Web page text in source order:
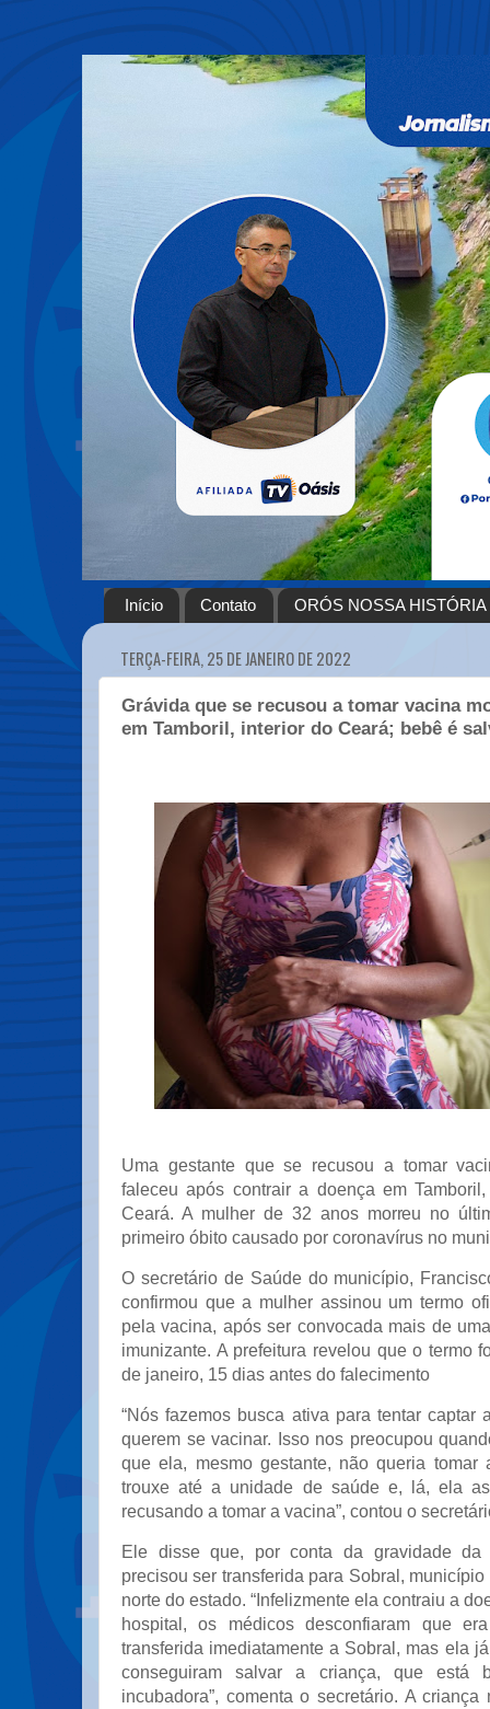
Início Contato ORÓS NOSSA HISTÓRIA
TERÇA-FEIRA, 25 DE JANEIRO DE 2022
Grávida que se recusou a tomar vacina
em Tamboril, interior do Ceará; bebê é
Uma gestante que se recusou a tomar
faleceu após contrair a doença em
Ceará. A mulher de 32 anos morreu no
primeiro óbito causado por coronavírus no
O secretário de Saúde do município,
confirmou que a mulher assinou um termo
pela vacina, após ser convocada mais de
imunizante. A prefeitura revelou que o termo
de janeiro, 15 dias antes do falecimento
“Nós fazemos busca ativa para tentar captar
querem se vacinar. Isso nos preocupou
que ela, mesmo gestante, não queria tomar
trouxe até a unidade de saúde e, lá, ela
recusando a tomar a vacina”, contou o
Ele disse que, por conta da gravidade da
precisou ser transferida para Sobral,
norte do estado. “Infelizmente ela contraiu a
hospital, os médicos desconfiaram que
transferida imediatamente a Sobral, mas ela
conseguiram salvar a criança, que está
incubadora”, comenta o secretário. A